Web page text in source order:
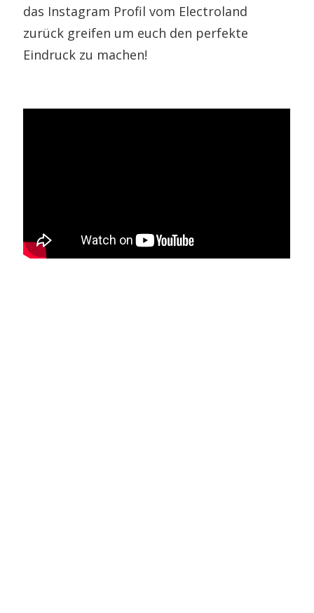
das Instagram Profil vom Electroland
zurück greifen um euch den perfekte
Eindruck zu machen!